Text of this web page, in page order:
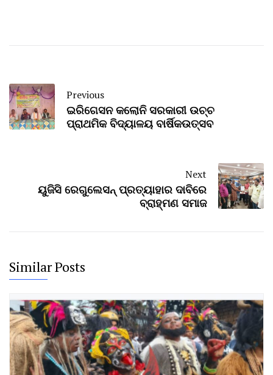
Previous
ଇରିଗେସନ କଲୋନି ସରକାରୀ ଉଚ୍ଚ
ପ୍ରାଥମିକ ବିଦ୍ୟାଳୟ ବାର୍ଷିକଉତ୍ସବ
Next
ୟୁଜିସି ରେଗୁଲେସନ୍ ପ୍ରତ୍ୟାହାର ଦାବିରେ
ବ୍ରାହ୍ମଣ ସମାଜ
Similar Posts